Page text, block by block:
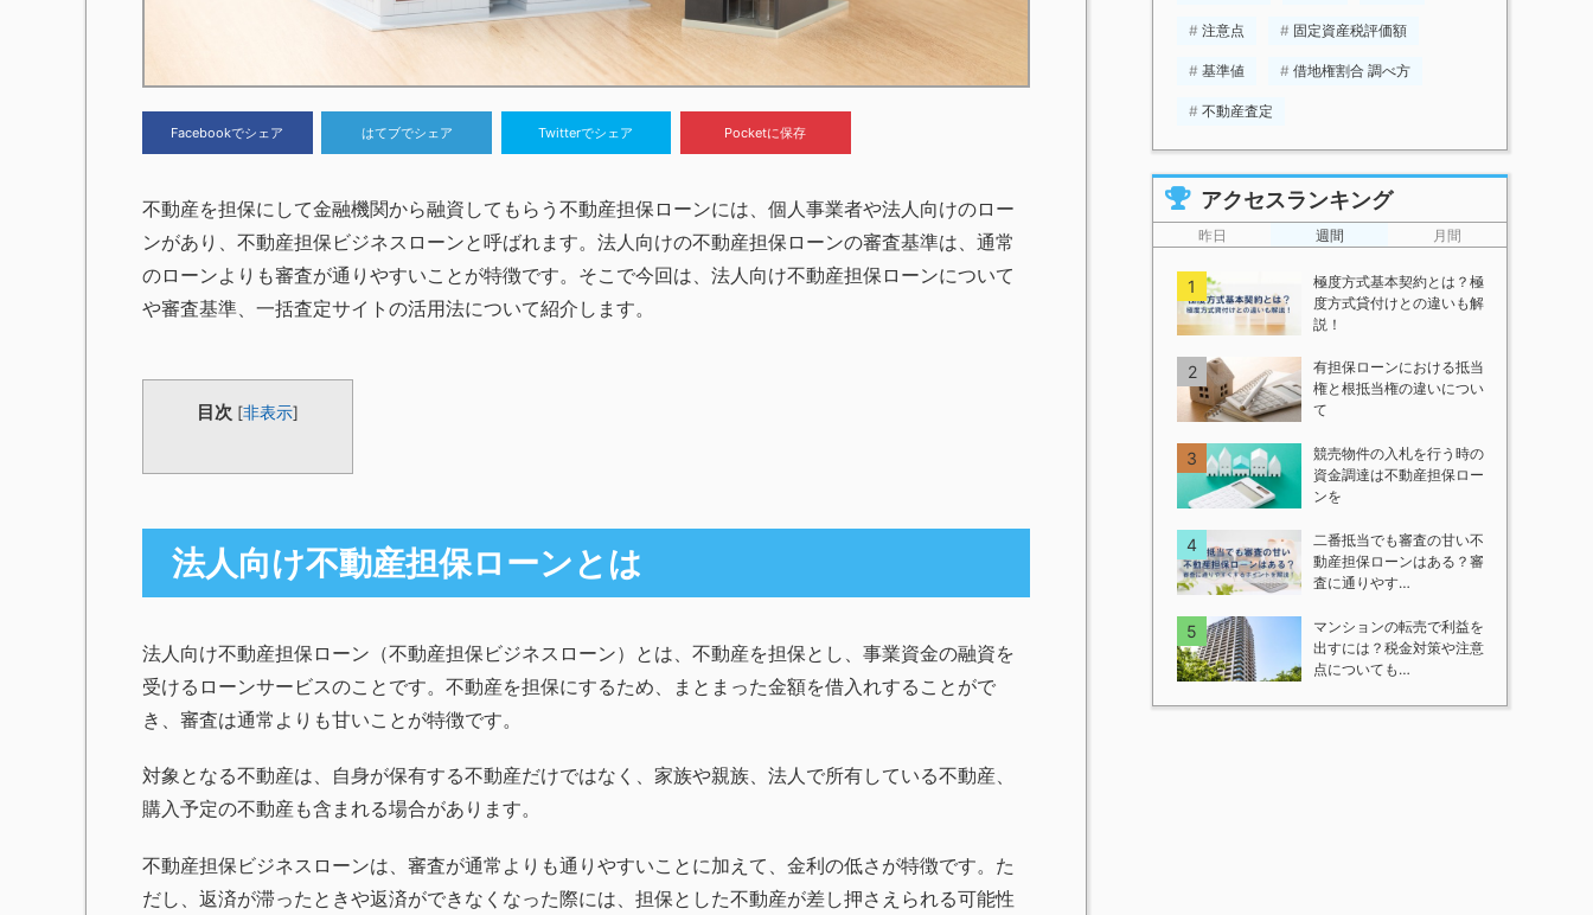
Facebookでシェア はてブでシェア Twitterでシェア Pocketに保存
不動産を担保にして金融機関から融資してもらう不動産担保ローンには、個人事業者や法人向けのロー
ンがあり、不動産担保ビジネスローンと呼ばれます。法人向けの不動産担保ローンの審査基準は、通常
のローンよりも審査が通りやすいことが特徴です。そこで今回は、法人向け不動産担保ローンについて
や審査基準、一括査定サイトの活用法について紹介します。
目次 [非表示]
法人向け不動産担保ローンとは
法人向け不動産担保ローン（不動産担保ビジネスローン）とは、不動産を担保とし、事業資金の融資を
受けるローンサービスのことです。不動産を担保にするため、まとまった金額を借入れすることがで
き、審査は通常よりも甘いことが特徴です。
対象となる不動産は、自身が保有する不動産だけではなく、家族や親族、法人で所有している不動産、
購入予定の不動産も含まれる場合があります。
不動産担保ビジネスローンは、審査が通常よりも通りやすいことに加えて、金利の低さが特徴です。た
だし、返済が滞ったときや返済ができなくなった際には、担保とした不動産が差し押さえられる可能性
注意点 固定資産税評価額
基準値 借地権割合 調べ方
不動産査定
アクセスランキング
昨日 週間 月間
極度方式基本契約とは？極
度方式貸付けとの違いも解
説！
有担保ローンにおける抵当
権と根抵当権の違いについ
て
競売物件の入札を行う時の
資金調達は不動産担保ロー
ンを
二番抵当でも審査の甘い不
動産担保ローンはある？審
査に通りやす…
マンションの転売で利益を
出すには？税金対策や注意
点についても…